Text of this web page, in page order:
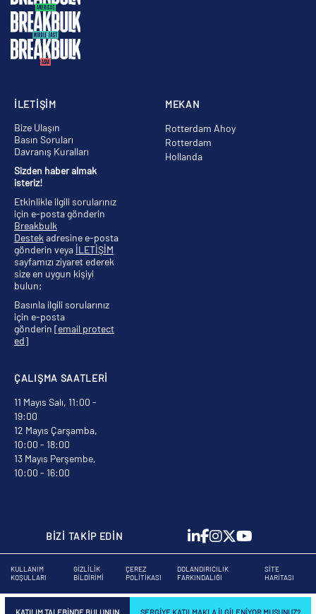
MEKAN
Rotterdam Ahoy
Rotterdam
Hollanda
ÇALIŞMA SAATLERİ
11 Mayıs Salı, 11:00 -
19:00
12 Mayıs Çarşamba,
10:00 - 18:00
13 Mayıs Perşembe,
10:00 - 16:00
İLETİŞİM
Bize Ulaşın
Basın Soruları
Davranış Kuralları
Sizden haber almak
isteriz!
Etkinlikle ilgili sorularınız
için e-posta gönderin
Breakbulk
Destek adresine e-posta
gönderin veya İLETİŞİM
sayfamızı ziyaret ederek
size en uygun kişiyi
bulun;
Basınla ilgili sorularınız
için e-posta
gönderin [email protect
ed]
BİZİ TAKİP EDİN
KULLANIM
KOŞULLARI
GIZLILIK
BILDIRIMI
ÇEREZ
POLITIKASI
DOLANDIRICILIK
FARKINDALIĞI
SITE
HARITASI